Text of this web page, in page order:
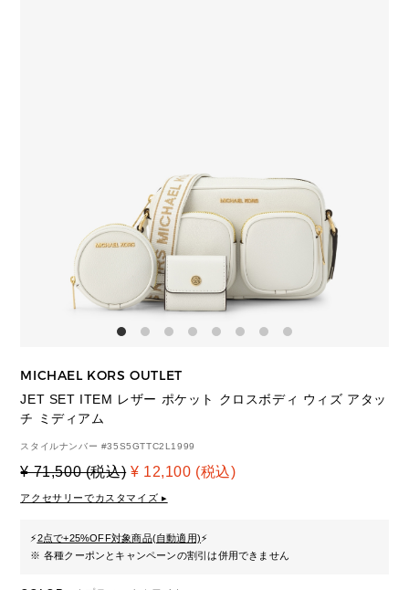
MICHAEL KORS OUTLET
JET SET ITEM レザー ポケット クロスボディ ウィズ アタッ
チ ミディアム
スタイルナンバー #35S5GTTC2L1999
¥ 71,500 (税込) ¥ 12,100 (税込)
アクセサリーでカスタマイズ ▸
⚡2点で+25%OFF対象商品(自動適用)⚡
※ 各種クーポンとキャンペーンの割引は併用できません